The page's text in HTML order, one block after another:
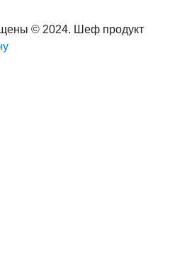
© 2024. Шеф продукт